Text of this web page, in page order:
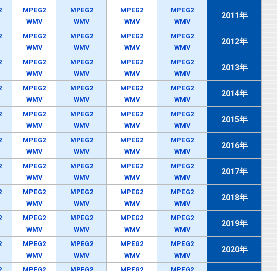
MPEG2
WMV
MPEG2
WMV
MPEG2
WMV
MPEG2
WMV
2011年
MPEG2
WMV
MPEG2
WMV
MPEG2
WMV
MPEG2
WMV
2012年
MPEG2
WMV
MPEG2
WMV
MPEG2
WMV
MPEG2
WMV
2013年
MPEG2
WMV
MPEG2
WMV
MPEG2
WMV
MPEG2
WMV
2014年
MPEG2
WMV
MPEG2
WMV
MPEG2
WMV
MPEG2
WMV
2015年
MPEG2
WMV
MPEG2
WMV
MPEG2
WMV
MPEG2
WMV
2016年
MPEG2
WMV
MPEG2
WMV
MPEG2
WMV
MPEG2
WMV
2017年
MPEG2
WMV
MPEG2
WMV
MPEG2
WMV
MPEG2
WMV
2018年
MPEG2
WMV
MPEG2
WMV
MPEG2
WMV
MPEG2
WMV
2019年
MPEG2
WMV
MPEG2
WMV
MPEG2
WMV
MPEG2
WMV
2020年